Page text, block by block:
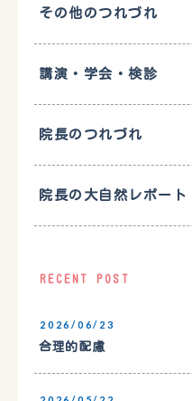
その他のつれづれ
講演・学会・検診
院長のつれづれ
院長の大自然レポート
RECENT POST
2026/06/23
合理的配慮